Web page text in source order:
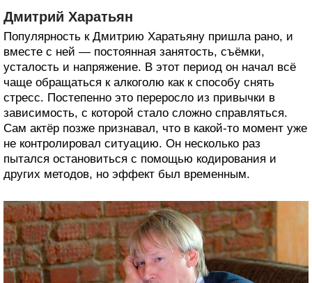
Дмитрий Харатьян
Популярность к Дмитрию Харатьяну пришла рано, и
вместе с ней — постоянная занятость, съёмки,
усталость и напряжение. В этот период он начал всё
чаще обращаться к алкоголю как к способу снять
стресс. Постепенно это переросло из привычки в
зависимость, с которой стало сложно справляться.
Сам актёр позже признавал, что в какой-то момент уже
не контролировал ситуацию. Он несколько раз
пытался остановиться с помощью кодирования и
других методов, но эффект был временным.